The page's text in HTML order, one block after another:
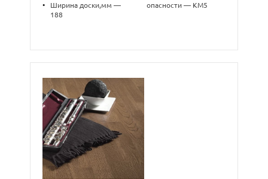
•
Ширина доски,мм —
188
опасности — КМ5